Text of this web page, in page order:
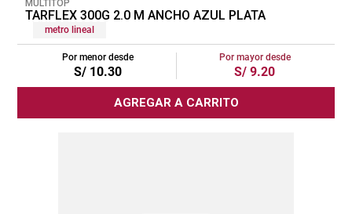
MULTITOP
TARFLEX 300G 2.0 M ANCHO AZUL PLATA
metro lineal
Por menor desde
S/ 10.30
Por mayor desde
S/ 9.20
AGREGAR A CARRITO
tapete